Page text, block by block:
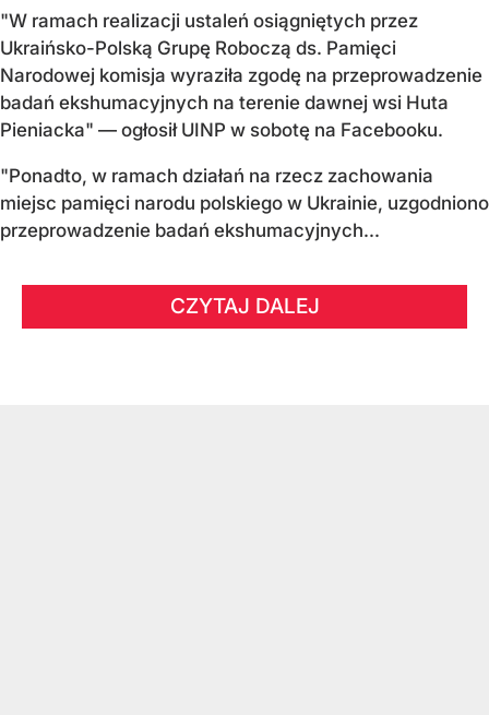
"W ramach realizacji ustaleń osiągniętych przez
Ukraińsko-Polską Grupę Roboczą ds. Pamięci
Narodowej komisja wyraziła zgodę na przeprowadzenie
badań ekshumacyjnych na terenie dawnej wsi Huta
Pieniacka" — ogłosił UINP w sobotę na Facebooku.
"Ponadto, w ramach działań na rzecz zachowania
miejsc pamięci narodu polskiego w Ukrainie, uzgodniono
przeprowadzenie badań ekshumacyjnych...
CZYTAJ DALEJ